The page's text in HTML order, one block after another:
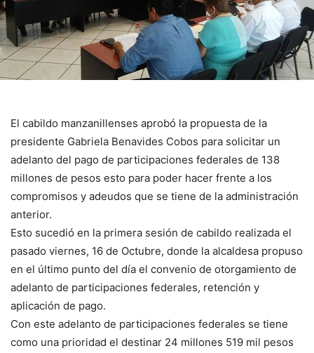
El cabildo manzanillenses aprobó la propuesta de la
presidente Gabriela Benavides Cobos para solicitar un
adelanto del pago de participaciones federales de 138
millones de pesos esto para poder hacer frente a los
compromisos y adeudos que se tiene de la administración
anterior.
Esto sucedió en la primera sesión de cabildo realizada el
pasado viernes, 16 de Octubre, donde la alcaldesa propuso
en el último punto del día el convenio de otorgamiento de
adelanto de participaciones federales, retención y
aplicación de pago.
Con este adelanto de participaciones federales se tiene
como una prioridad el destinar 24 millones 519 mil pesos